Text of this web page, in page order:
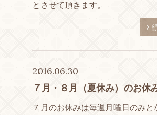
とさせて頂きます。
2016.06.30
７月・８月（夏休み）のお休
７月のお休みは毎週月曜日のみと